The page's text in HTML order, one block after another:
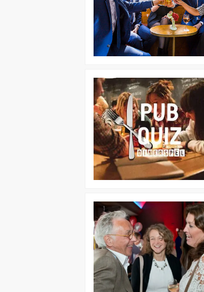
Pubquiz
dinerspel
Dagprogramma
Puur*
Teambuilding